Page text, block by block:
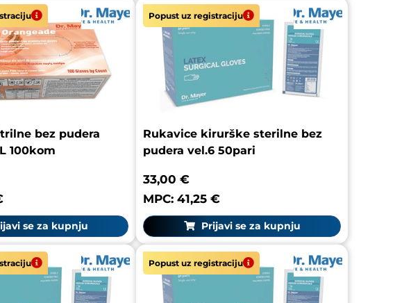
bez pudera
100kom
se za kupnju
Popust uz registraciju
Rukavice kirurške sterilne bez
pudera vel.6 50pari
33,00 €
MPC: 41,25 €
Prijavi se za kupnju
Popust uz registraciju